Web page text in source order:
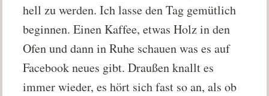
hell zu werden. Ich lasse den Tag gemütlich
beginnen. Einen Kaffee, etwas Holz in den
Ofen und dann in Ruhe schauen was es auf
Facebook neues gibt. Draußen knallt es
immer wieder, es hört sich fast so an, als ob